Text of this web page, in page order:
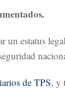
estatus
de TPS, y